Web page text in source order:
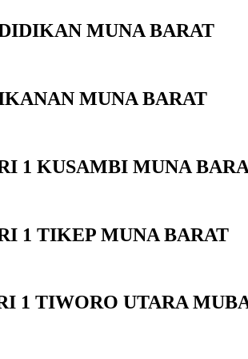
MUNA BARAT
MUNA BARAT
1 KUSAMBI MUNA
1 TIKEP MUNA BARAT
1 TIWORO UTARA